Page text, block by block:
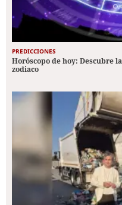
PREDICCIONES
Horóscopo de hoy: Descubre
zodiaco